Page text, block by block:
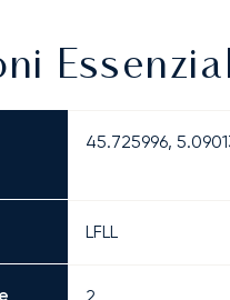
45.725996,
LFLL